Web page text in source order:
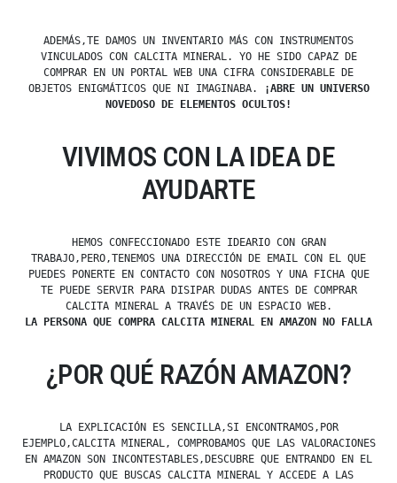
ADEMÁS,TE DAMOS UN INVENTARIO MÁS CON INSTRUMENTOS
VINCULADOS CON CALCITA MINERAL. YO HE SIDO CAPAZ DE
COMPRAR EN UN PORTAL WEB UNA CIFRA CONSIDERABLE DE
OBJETOS ENIGMÁTICOS QUE NI IMAGINABA.
¡ABRE UN UNIVERSO
NOVEDOSO DE ELEMENTOS OCULTOS!
VIVIMOS CON LA IDEA DE
AYUDARTE
HEMOS CONFECCIONADO ESTE IDEARIO CON GRAN
TRABAJO,PERO,TENEMOS UNA DIRECCIÓN DE EMAIL CON EL QUE
PUEDES PONERTE EN CONTACTO CON NOSOTROS Y UNA FICHA QUE
TE PUEDE SERVIR PARA DISIPAR DUDAS ANTES DE COMPRAR
CALCITA MINERAL A TRAVÉS DE UN ESPACIO WEB.
LA PERSONA QUE COMPRA CALCITA MINERAL EN AMAZON NO FALLA
¿POR QUÉ RAZÓN AMAZON?
LA EXPLICACIÓN ES SENCILLA,SI ENCONTRAMOS,POR
EJEMPLO,CALCITA MINERAL, COMPROBAMOS QUE LAS VALORACIONES
EN AMAZON SON INCONTESTABLES,DESCUBRE QUE ENTRANDO EN EL
PRODUCTO QUE BUSCAS CALCITA MINERAL Y ACCEDE A LAS